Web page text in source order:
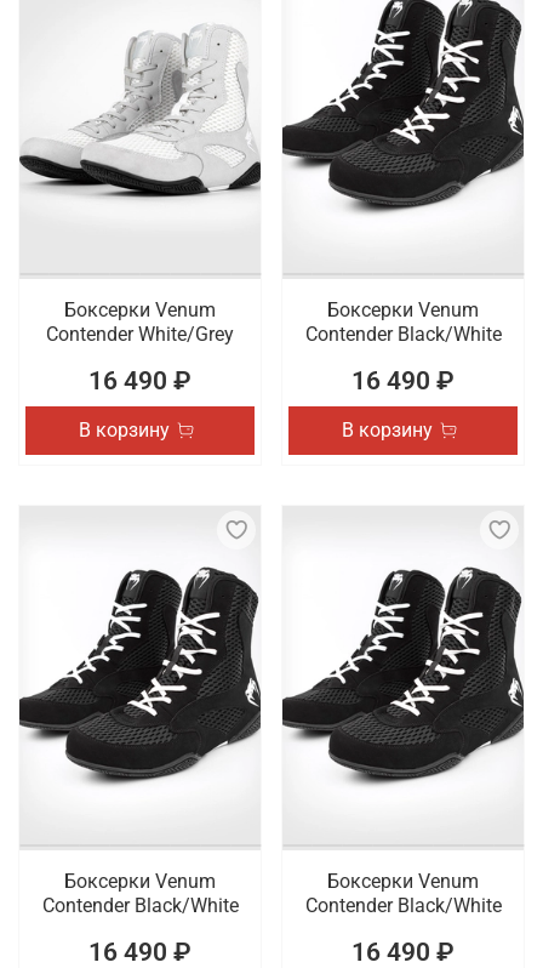
Боксерки Venum
Contender White/Grey
16 490 ₽
В корзину
Боксерки Venum
Contender Black/White
16 490 ₽
В корзину
Боксерки Venum
Contender Black/White
16 490 ₽
Боксерки Venum
Contender Black/White
16 490 ₽